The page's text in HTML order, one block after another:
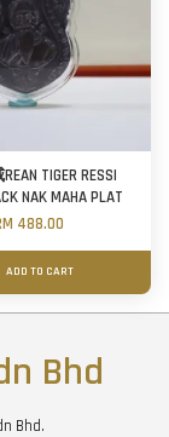
TIGER RESSI
NAK MAHA PLAT
488.00
ADD TO CART
Bhd
Bhd.